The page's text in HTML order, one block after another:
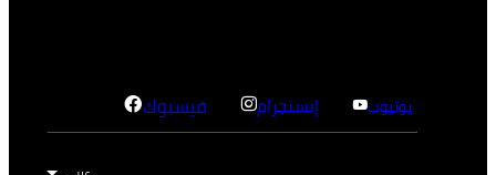
فيسبوك إنستجرام يوتيوب